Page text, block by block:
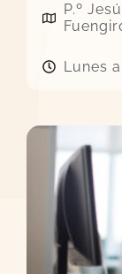
P.º
Lunes